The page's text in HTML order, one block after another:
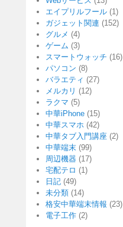
エイプリルフール (1)
ガジェット関連 (152)
グルメ (4)
ゲーム (3)
スマートウォッチ (16)
パソコン (8)
バラエティ (27)
メルカリ (12)
ラクマ (5)
中華iPhone (15)
中華スマホ (42)
中華タブ入門講座 (2)
中華端末 (99)
周辺機器 (17)
宅配テロ (1)
日記 (49)
未分類 (14)
格安中華端末情報 (23)
電子工作 (2)